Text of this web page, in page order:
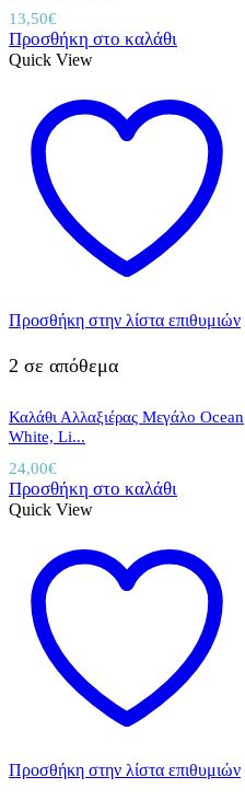
13,50€
Προσθήκη στο καλάθι
Quick View
Προσθήκη στην λίστα επιθυμιών
2 σε απόθεμα
Καλάθι Αλλαξιέρας Μεγάλο Ocean
White, Li...
24,00€
Προσθήκη στο καλάθι
Quick View
Προσθήκη στην λίστα επιθυμιών